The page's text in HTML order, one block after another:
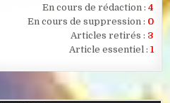
En cours de rédaction : 4
En cours de suppression : 0
Articles retirés : 3
Article essentiel : 1